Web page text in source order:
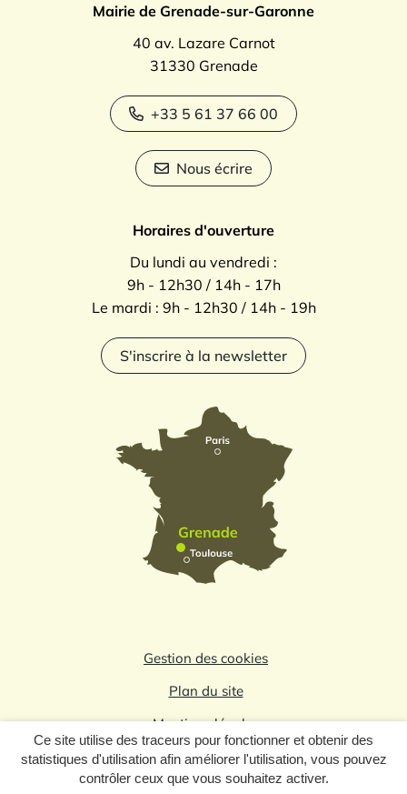
Ce site utilise des traceurs pour fonctionner et obtenir des
statistiques d'utilisation afin améliorer l'utilisation, vous pouvez
contrôler ceux que vous souhaitez activer.
Mairie de Grenade-sur-Garonne
40 av. Lazare Carnot
31330 Grenade
+33 5 61 37 66 00
Nous écrire
Horaires d'ouverture
Du lundi au vendredi :
9h - 12h30 / 14h - 17h
Le mardi : 9h - 12h30 / 14h - 19h
S'inscrire à la newsletter
Gestion des cookies
Plan du site
Mentions légales
Politique de confidentialité